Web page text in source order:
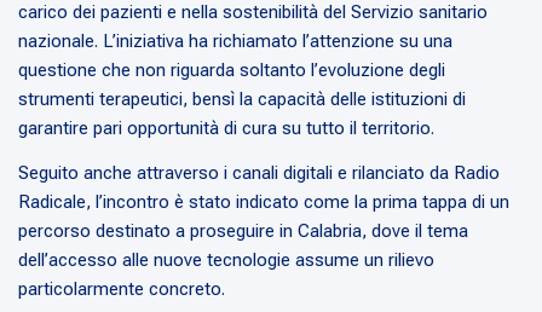
carico dei pazienti e nella sostenibilità del Servizio sanitario
nazionale. L’iniziativa ha richiamato l’attenzione su una
questione che non riguarda soltanto l’evoluzione degli
strumenti terapeutici, bensì la capacità delle istituzioni di
garantire pari opportunità di cura su tutto il territorio.
Seguito anche attraverso i canali digitali e rilanciato da Radio
Radicale, l’incontro è stato indicato come la prima tappa di un
percorso destinato a proseguire in Calabria, dove il tema
dell’accesso alle nuove tecnologie assume un rilievo
particolarmente concreto.